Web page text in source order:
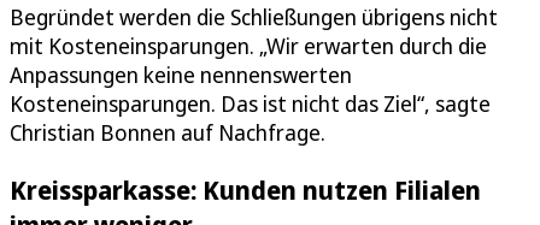
Begründet werden die Schließungen übrigens nicht
mit Kosteneinsparungen. „Wir erwarten durch die
Anpassungen keine nennenswerten
Kosteneinsparungen. Das ist nicht das Ziel“, sagte
Christian Bonnen auf Nachfrage.
Kreissparkasse: Kunden nutzen Filialen